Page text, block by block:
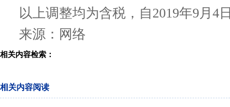
以上调整均为含税，自2019年9月4
来源：网络
相关内容检索：
相关内容阅读